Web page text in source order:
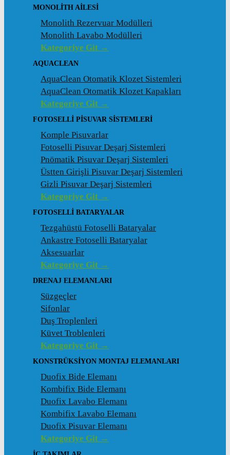
MONOLITH AILESI
Monolith Rezervuar Modülleri
Monolith Lavabo Modülleri
Kategoriye Git →
AQUACLEAN
AquaClean Otomatik Klozet Sistemleri
AquaClean Otomatik Klozet Kapakları
Kategoriye Git →
FOTOSELLI PISUVAR SISTEMLERI
Komple Pisuvarlar
Fotoselli Pisuvar Deşarj Sistemleri
Pnömatik Pisuvar Deşarj Sistemleri
Üstten Girişli Pisuvar Deşarj Sistemleri
Gizli Pisuvar Deşarj Sistemleri
Kategoriye Git →
FOTOSELLI BATARYALAR
Tezgahüstü Fotoselli Bataryalar
Ankastre Fotoselli Bataryalar
Aksesuarlar
Kategoriye Git →
DRENAJ ELEMANLARI
Süzgeçler
Sifonlar
Duş Troplenleri
Küvet Troblenleri
Kategoriye Git →
KONSTRÜKSIYON MONTAJ ELEMANLARI
Duofix Bide Elemanı
Kombifix Bide Elemanı
Duofix Lavabo Elemanı
Kombifix Lavabo Elemanı
Duofix Pisuvar Elemanı
Kategoriye Git →